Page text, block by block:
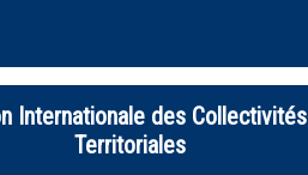
Internationale des Collectivités
Territoriales